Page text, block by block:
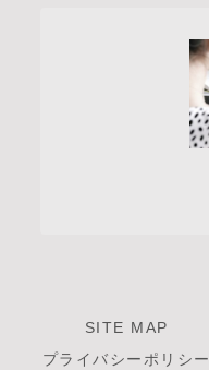
SITE MAP
プライバシーポリシー